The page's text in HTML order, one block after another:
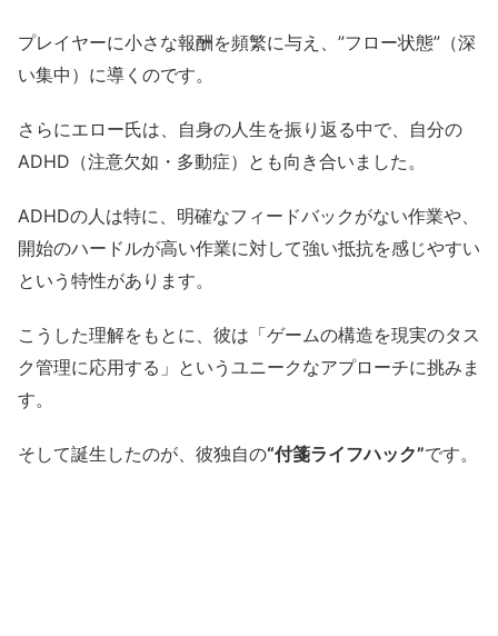
プレイヤーに小さな報酬を頻繁に与え、”フロー状態”（深
い集中）に導くのです。
さらにエロー氏は、自身の人生を振り返る中で、自分の
ADHD（注意欠如・多動症）とも向き合いました。
ADHDの人は特に、明確なフィードバックがない作業や、
開始のハードルが高い作業に対して強い抵抗を感じやすい
という特性があります。
こうした理解をもとに、彼は「ゲームの構造を現実のタス
ク管理に応用する」というユニークなアプローチに挑みま
す。
そして誕生したのが、彼独自の“付箋ライフハック”です。